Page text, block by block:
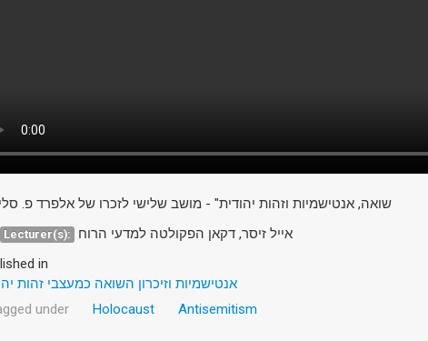
"שואה, אנטישמיות וזהות יהודית" - מושב שלישי לזכרו של אלפרד פ.
Lecturer(s):
אייל זיסר, דקאן הפקולטה למדעי הרוח
in
אנטישמיות וזיכרון השואה כמעצבי זהות
under
Holocaust Antisemitism